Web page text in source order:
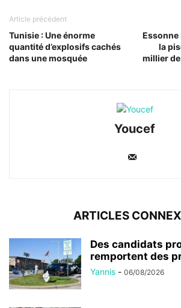
Article précédent
Tunisie : Une énorme
quantité d’explosifs cachés
dans une mosquée
Essonne
la
millier
Youcef
ARTICLES
Des candidats
remportent des
Yannis - 06/08/2026